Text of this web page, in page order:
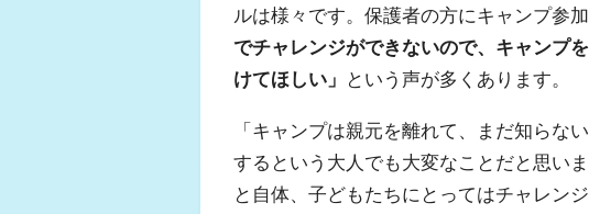
ルは様々です。保護者の方にキャンプ参
でチャレンジができないので、キャンプ
けてほしい」 という声が多くあります。
「キャンプは親元を離れて、まだ知らな
するという大人でも大変なことだと思い
と自体、子どもたちにとってはチャレン